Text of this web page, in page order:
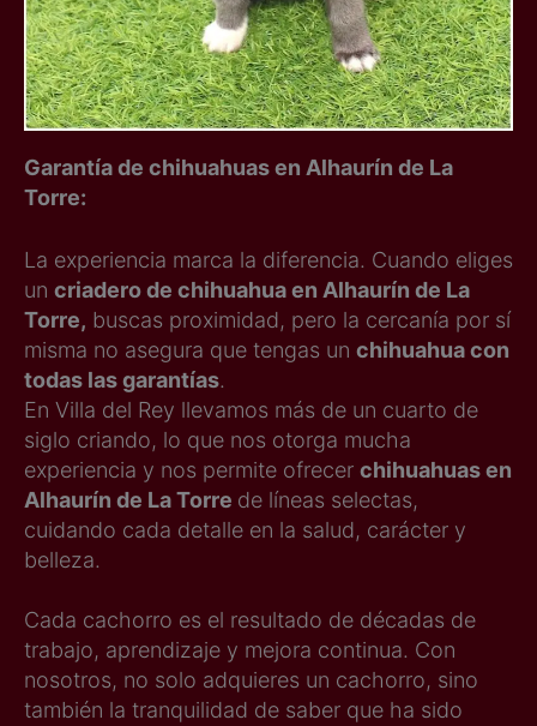
Garantía de chihuahuas en Alhaurín de La
Torre:
La experiencia marca la diferencia. Cuando eliges
un criadero de chihuahua en Alhaurín de La
Torre, buscas proximidad, pero la cercanía por sí
misma no asegura que tengas un chihuahua con
todas las garantías.
En Villa del Rey llevamos más de un cuarto de
siglo criando, lo que nos otorga mucha
experiencia y nos permite ofrecer chihuahuas en
Alhaurín de La Torre de líneas selectas,
cuidando cada detalle en la salud, carácter y
belleza.
Cada cachorro es el resultado de décadas de
trabajo, aprendizaje y mejora continua. Con
nosotros, no solo adquieres un cachorro, sino
también la tranquilidad de saber que ha sido